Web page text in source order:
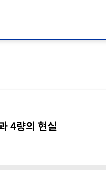
4량의 현실